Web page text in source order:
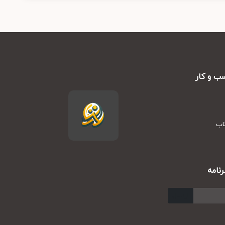
و کار